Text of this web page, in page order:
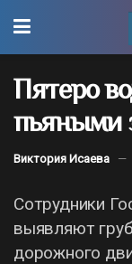
Пятеро
пьяными
Виктория Исаева
Сотрудники
выявляют
дорожного